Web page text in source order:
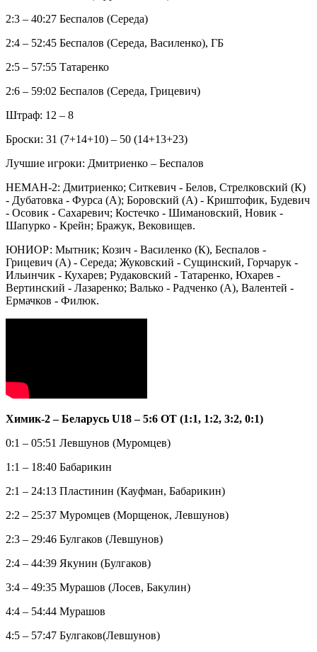
2:3 – 40:27 Беспалов (Середа)
2:4 – 52:45 Беспалов (Середа, Василенко), ГБ
2:5 – 57:55 Татаренко
2:6 – 59:02 Беспалов (Середа, Грицевич)
Штраф: 12 – 8
Броски: 31 (7+14+10) – 50 (14+13+23)
Лучшие игроки: Дмитриенко – Беспалов
НЕМАН-2: Дмитриенко; Ситкевич - Белов, Стрелковский (К)
- Дубатовка - Фурса (А); Боровский (А) - Криштофик, Будевич
- Осовик - Сахаревич; Костечко - Шимановский, Новик -
Шапурко - Крейн; Бражук, Вековищев.
ЮНИОР: Мытник; Козич - Василенко (К), Беспалов -
Грицевич (А) - Середа; Жуковский - Сущинский, Горчарук -
Ильинчик - Кухарев; Рудаковский - Татаренко, Юхарев -
Вертинский - Лазаренко; Валько - Радченко (А), Валентей -
Ермачков - Филюк.
Химик-2 – Беларусь U18 – 5:6 ОТ (1:1, 1:2, 3:2, 0:1)
0:1 – 05:51 Левшунов (Муромцев)
1:1 – 18:40 Бабарикин
2:1 – 24:13 Пластинин (Кауфман, Бабарикин)
2:2 – 25:37 Муромцев (Морщенок, Левшунов)
2:3 – 29:46 Булгаков (Левшунов)
2:4 – 44:39 Якунин (Булгаков)
3:4 – 49:35 Мурашов (Лосев, Бакулин)
4:4 – 54:44 Мурашов
4:5 – 57:47 Булгаков(Левшунов)